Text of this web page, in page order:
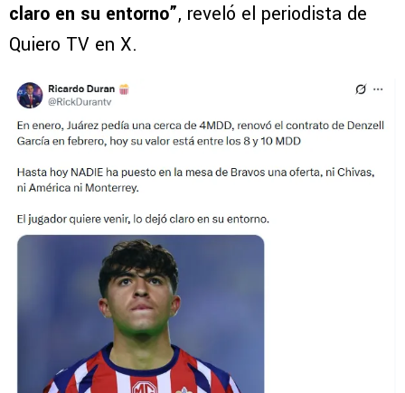
claro en su entorno”, reveló el periodista de
Quiero TV en X.